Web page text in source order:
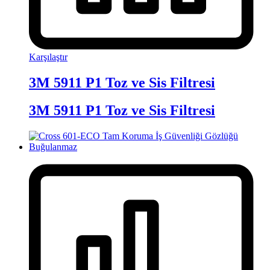
Karşılaştır
3M 5911 P1 Toz ve Sis Filtresi
3M 5911 P1 Toz ve Sis Filtresi